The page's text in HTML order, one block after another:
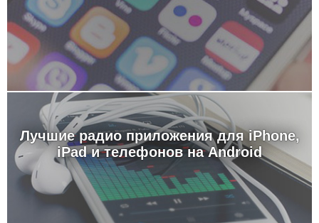
Лучшие радио приложения для iPhone,
iPad и телефонов на Android